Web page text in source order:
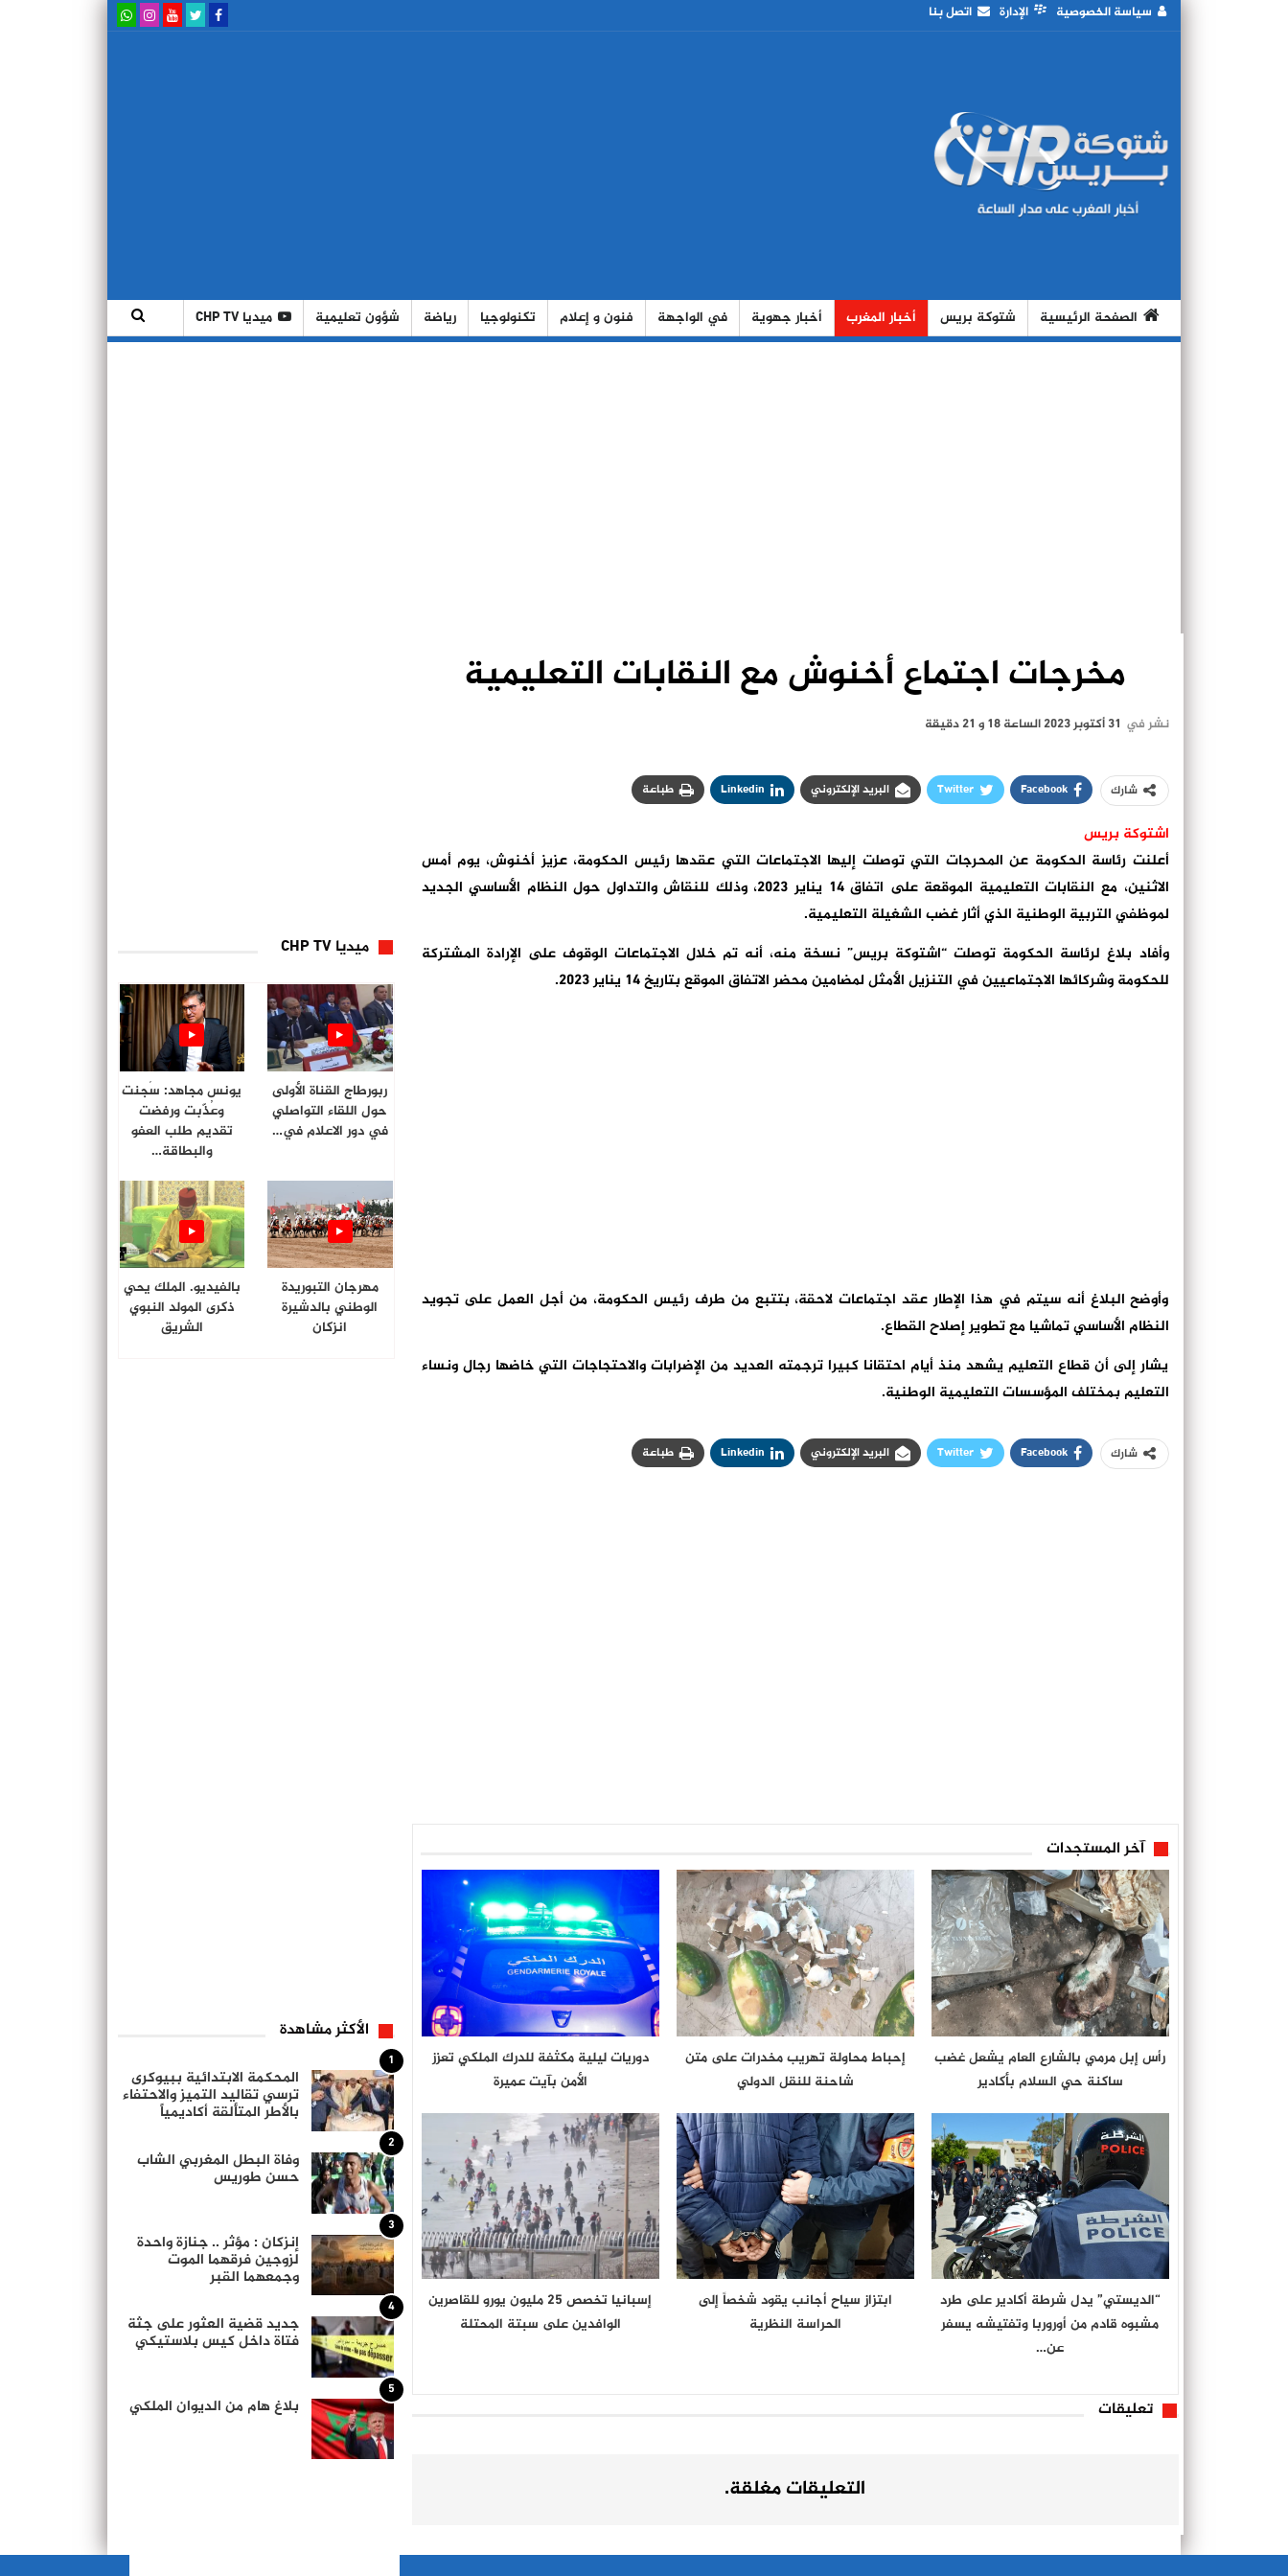
سياسة الخصوصية الإدارة اتصل بنا
الصفحة الرئيسية شتوكة بريس أخبار المغرب أخبار جهوية في الواجهة فنون و إعلام تكنولوجيا رياضة شؤون تعليمية ميديا CHP TV
مخرجات اجتماع أخنوش مع النقابات التعليمية
نشر في 31 أكتوبر 2023 الساعة 18 و 21 دقيقة
شارك Facebook
Twitter البريد الإلكتروني Linkedin طباعة
اشتوكة بريس
أعلنت رئاسة الحكومة عن المحرجات التي توصلت إليها الاجتماعات التي عقدها رئيس الحكومة، عزيز أخنوش، يوم أمس
الاثنين، مع النقابات التعليمية الموقعة على اتفاق 14 يناير 2023، وذلك للنقاش والتداول حول النظام الأساسي الجديد
لموظفي التربية الوطنية الذي أثار غضب الشغيلة التعليمية.
وأفاد بلاغ لرئاسة الحكومة توصلت “اشتوكة بريس” نسخة منه، أنه تم خلال الاجتماعات الوقوف على الإرادة المشتركة
للحكومة وشركائها الاجتماعيين في التنزيل الأمثل لمضامين محضر الاتفاق الموقع بتاريخ 14 يناير 2023.
وأوضح البلاغ أنه سيتم في هذا الإطار عقد اجتماعات لاحقة، بتتبع من طرف رئيس الحكومة، من أجل العمل على تجويد
النظام الأساسي تماشيا مع تطوير إصلاح القطاع.
يشار إلى أن قطاع التعليم يشهد منذ أيام احتقانا كبيرا ترجمته العديد من الإضرابات والاحتجاجات التي خاضها رجال ونساء
التعليم بمختلف المؤسسات التعليمية الوطنية.
شارك Facebook
Twitter البريد الإلكتروني Linkedin طباعة
آخر المستجدات
رأس إبل مرمي بالشارع العام يشعل غضب
ساكنة حي السلام بأكادير
إحباط محاولة تهريب مخدرات على متن
شاحنة للنقل الدولي
دوريات ليلية مكثفة للدرك الملكي تعزز
الأمن بآيت عميرة
“الديستي” يدل شرطة أكادير على طرد
مشبوه قادم من أوروربا وتفتيشه يسفر
عن…
ابتزاز سياح أجانب يقود شخصاً إلى
الحراسة النظرية
إسبانيا تخصص 25 مليون يورو للقاصرين
الوافدين على سبتة المحتلة
تعليقات
التعليقات مغلقة.
ميديا CHP TV
ربورطاج القناة الأولى
حول اللقاء التواصلي
في دور الاعلام في…
يونس مجاهد: سُجنت
وعُذّبت ورفضت
تقديم طلب العفو
والبطاقة…
مهرجان التبوريدة
الوطني بالدشيرة
انزكان
بالفيديو. الملك يحي
ذكرى المولد النبوي
الشريق
الأكثر مشاهدة
1
المحكمة الابتدائية ببيوكرى
ترسي تقاليد التميز والاحتفاء
بالأطر المتألقة أكاديمياً
2
وفاة البطل المغربي الشاب
حسن طوريس
3
إنزكان : مؤثر .. جنازة واحدة
لزوجين فرقهما الموت
وجمعهما القبر
4
جديد قضية العثور على جثة
فتاة داخل كيس بلاستيكي
5
بلاغ هام من الديوان الملكي